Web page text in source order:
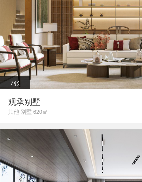
7张
观承别墅
其他 别墅 620㎡